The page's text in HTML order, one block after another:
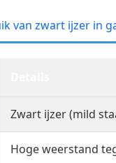
van zwart ijzer in
Zwart ijzer (mild
Hoge weerstand